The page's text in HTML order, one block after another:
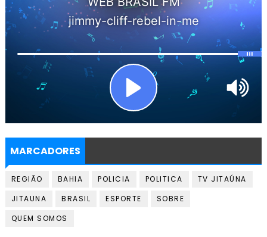
MARCADORES
REGIÃO BAHIA POLICIA POLITICA
TV JITAÚNA
JITAUNA
BRASIL ESPORTE
SOBRE
QUEM SOMOS